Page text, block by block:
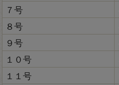
７号
８号
９号
１０号
１１号